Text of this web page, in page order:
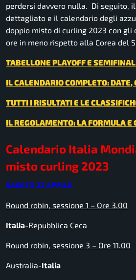
perdersi davvero nulla. Di seguito,
dettagliato e il calendario degli
doppio misto di curling 2023 con
ore in meno rispetto alla Corea del
TABELLONE PLAYOFF E
IL CALENDARIO COMPLETO: DATE,
TUTTI I RISULTATI E LE
IL REGOLAMENTO: LA FORMULA E
Calendario Italia
misto curling 2023
SABATO 22 APRILE
Round robin, sessione 1 – Ore 3.00
Italia-Repubblica Ceca
Round robin, sessione 3 – Ore 11.00
Australia-Italia